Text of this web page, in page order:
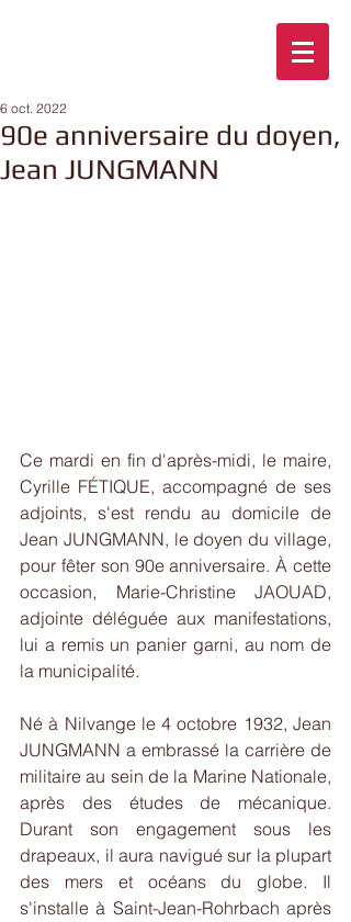
90e anniversaire du doyen,
Jean JUNGMANN
6 oct. 2022
Ce mardi en fin d'après-midi, le maire,
Cyrille FÉTIQUE, accompagné de ses
adjoints, s'est rendu au domicile de
Jean JUNGMANN, le doyen du village,
pour fêter son 90e anniversaire. À cette
occasion, Marie-Christine JAOUAD,
adjointe déléguée aux manifestations,
lui a remis un panier garni, au nom de
la municipalité.
Né à Nilvange le 4 octobre 1932, Jean
JUNGMANN a embrassé la carrière de
militaire au sein de la Marine Nationale,
après des études de mécanique.
Durant son engagement sous les
drapeaux, il aura navigué sur la plupart
des mers et océans du globe. Il
s'installe à Saint-Jean-Rohrbach après